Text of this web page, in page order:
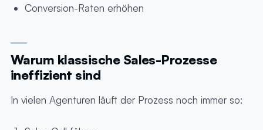
Conversion-Raten erhöhen
Warum klassische Sales-Prozesse
ineffizient sind
In vielen Agenturen läuft der Prozess noch immer so: